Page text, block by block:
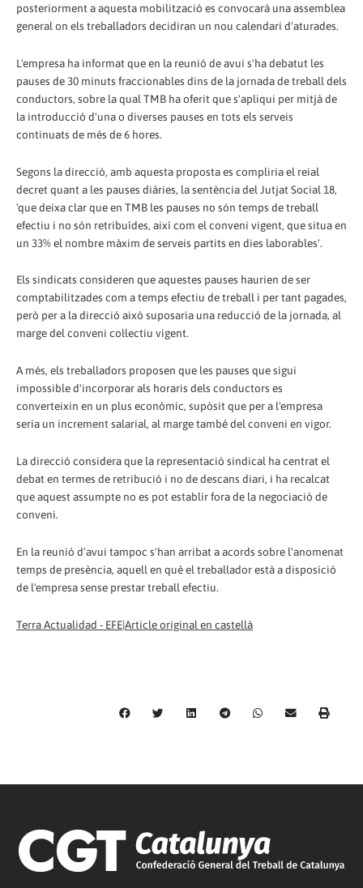
posteriorment a aquesta mobilització es convocarà una assemblea
general on els treballadors decidiran un nou calendari d'aturades.
L'empresa ha informat que en la reunió de avui s'ha debatut les
pauses de 30 minuts fraccionables dins de la jornada de treball dels
conductors, sobre la qual TMB ha oferit que s'apliqui per mitjà de
la introducció d'una o diverses pauses en tots els serveis
continuats de més de 6 hores.
Segons la direcció, amb aquesta proposta es compliria el reial
decret quant a les pauses diàries, la sentència del Jutjat Social 18,
'que deixa clar que en TMB les pauses no són temps de treball
efectiu i no són retribuïdes, així com el conveni vigent, que situa en
un 33% el nombre màxim de serveis partits en dies laborables'.
Els sindicats consideren que aquestes pauses haurien de ser
comptabilitzades com a temps efectiu de treball i per tant pagades,
però per a la direcció això suposaria una reducció de la jornada, al
marge del conveni col·lectiu vigent.
A més, els treballadors proposen que les pauses que sigui
impossible d'incorporar als horaris dels conductors es
converteixin en un plus econòmic, supòsit que per a l'empresa
seria un increment salarial, al marge també del conveni en vigor.
La direcció considera que la representació sindical ha centrat el
debat en termes de retribució i no de descans diari, i ha recalcat
que aquest assumpte no es pot establir fora de la negociació de
conveni.
En la reunió d'avui tampoc s'han arribat a acords sobre l'anomenat
temps de presència, aquell en què el treballador està a disposició
de l'empresa sense prestar treball efectiu.
Terra Actualidad - EFE|Article original en castellà